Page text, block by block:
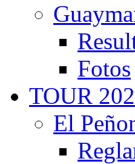
Fotos
TOUR
El